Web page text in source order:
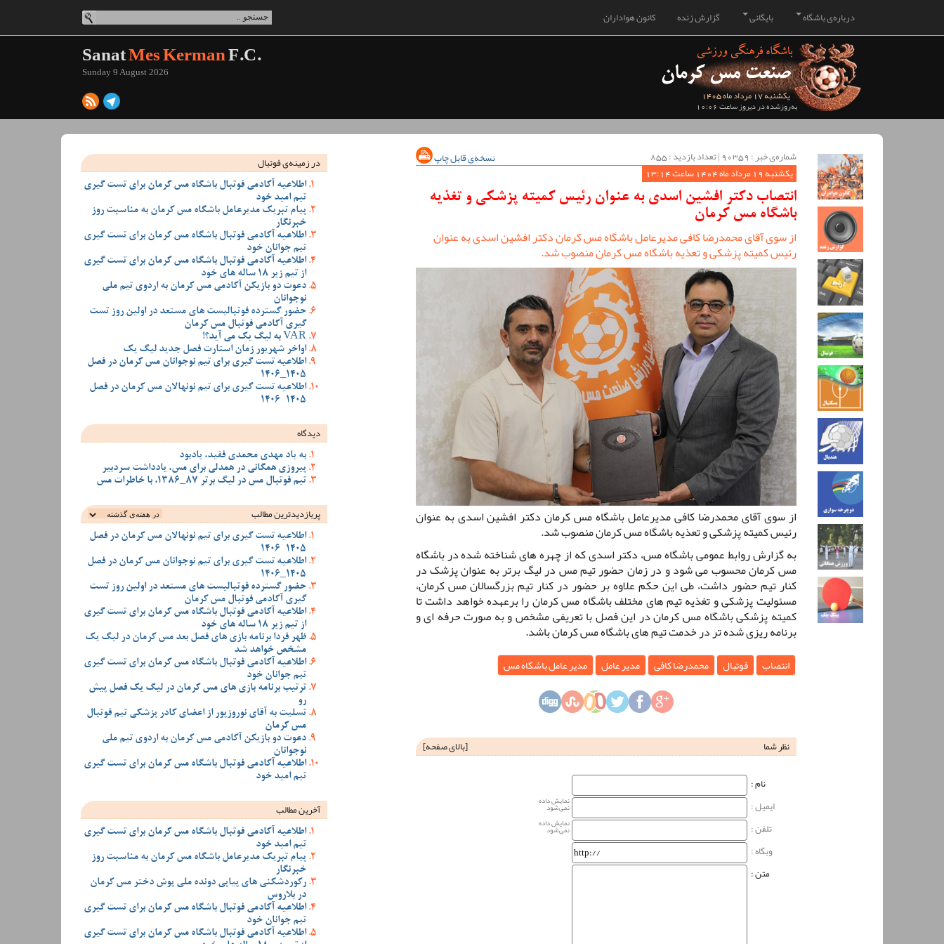
کانون هواداران گزارش زنده بایگانی درباره‌ی باشگاه
یکشنبه 17 مرداد ماه 1405
به‌روزشده در دیروز ساعت 10:06
SanatMes KermanF.C.
Sunday 9 August 2026
شماره‌ی خبر : ‌90359 | تعداد بازدید : 855
نسخه‌ی قابل چاپ
یکشنبه 19 مرداد ماه 1404 ساعت 13:14
انتصاب دکتر افشین اسدی به عنوان رئیس کمیته پزشکی و تغذیه
باشگاه مس کرمان
از سوی آقای محمدرضا کافی مدیرعامل باشگاه مس کرمان دکتر افشین اسدی به عنوان
رئیس کمیته پزشکی و تعذیه باشگاه مس کرمان منصوب شد.
از سوی آقای محمدرضا کافی مدیرعامل باشگاه مس کرمان دکتر افشین اسدی به عنوان
رئیس کمیته پزشکی و تعذیه باشگاه مس کرمان منصوب شد.
به گزارش روابط عمومی باشگاه مس، دکتر اسدی که از چهره های شناخته شده در باشگاه
مس کرمان محسوب می شود و در زمان حضور تیم مس در لیگ برتر به عنوان پزشک در
کنار تیم حضور داشت، طی این حکم علاوه بر حضور در کنار تیم بزرگسالان مس کرمان،
مسئولیت پزشکی و تغذیه تیم های مختلف باشگاه مس کرمان را برعهده خواهد داشت تا
کمیته پزشکی باشگاه مس کرمان در این فصل با تعریفی مشخص و به صورت حرفه ای و
برنامه ریزی شده تر در خدمت تیم های باشگاه مس کرمان باشد.
انتصاب فوتبال محمدرضا کافی مدیر عامل مدیر عامل باشگاه مس
نظر شما [بالای صفحه]
نام‌ :
ایمیل :
نمایش داده
نمی‌شود
تلفن : نمایش داده
نمی‌شود
وبگاه‌ :
متن :
در زمینه‌ی فوتبال
اطلاعیه آکادمی فوتبال باشگاه مس کرمان برای تست گیری
تیم امید خود
پیام تبریک مدیرعامل باشگاه مس کرمان به مناسبت روز
خبرنگار
اطلاعیه آکادمی فوتبال باشگاه مس کرمان برای تست گیری
تیم جوانان خود
اطلاعیه آکادمی فوتبال باشگاه مس کرمان برای تست گیری
از تیم زیر 18 ساله های خود
دعوت دو بازیکن آکادمی مس کرمان به اردوی تیم ملی
نوجوانان
حضور گسترده فوتبالیست های مستعد در اولین روز تست
گیری آکادمی فوتبال مس کرمان
VAR به لیگ یک می آید؟!
اواخر شهریور زمان استارت فصل جدید لیگ یک
اطلاعیه تست گیری برای تیم نوجوانان مس کرمان در فصل
1405_1406
اطلاعیه تست گیری برای تیم نونهالان مس کرمان در فصل
1405-1406
دیدگاه
به یاد مهدی محمدی فقید، یادبود
پیروزی همگانی در همدلی برای مس، یادداشت سردبیر
تیم فوتبال مس در لیگ برتر 87_1386، با خاطرات مس
پربازدیدترین‌ مطالب
اطلاعیه تست گیری برای تیم نونهالان مس کرمان در فصل
1405-1406
اطلاعیه تست گیری برای تیم نوجوانان مس کرمان در فصل
1405_1406
حضور گسترده فوتبالیست های مستعد در اولین روز تست
گیری آکادمی فوتبال مس کرمان
اطلاعیه آکادمی فوتبال باشگاه مس کرمان برای تست گیری
از تیم زیر 18 ساله های خود
ظهر فردا برنامه بازی های فصل بعد مس کرمان در لیگ یک
مشخص خواهد شد
اطلاعیه آکادمی فوتبال باشگاه مس کرمان برای تست گیری
تیم جوانان خود
ترتیب برنامه بازی های مس کرمان در لیگ یک فصل پیش
رو
تسلیت به آقای نوروزپور از اعضای کادر پزشکی تیم فوتبال
مس کرمان
دعوت دو بازیکن آکادمی مس کرمان به اردوی تیم ملی
نوجوانان
اطلاعیه آکادمی فوتبال باشگاه مس کرمان برای تست گیری
تیم امید خود
آخرین مطالب
اطلاعیه آکادمی فوتبال باشگاه مس کرمان برای تست گیری
تیم امید خود
پیام تبریک مدیرعامل باشگاه مس کرمان به مناسبت روز
خبرنگار
رکوردشکنی های پیاپی دونده ملی پوش دختر مس کرمان
در بلاروس
اطلاعیه آکادمی فوتبال باشگاه مس کرمان برای تست گیری
تیم جوانان خود
اطلاعیه آکادمی فوتبال باشگاه مس کرمان برای تست گیری